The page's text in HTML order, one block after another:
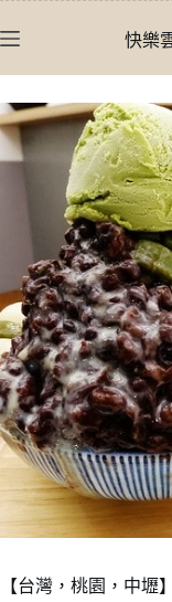
至
內
容
快樂
【台灣，桃園，中壢